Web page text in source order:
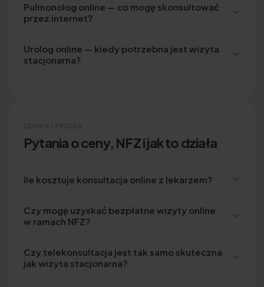
Pulmonolog online — co mogę skonsultować
przez internet?
Urolog online — kiedy potrzebna jest wizyta
stacjonarna?
CENNIK I PROCES
Pytania o ceny, NFZ i jak to działa
Ile kosztuje konsultacja online z lekarzem?
Czy mogę uzyskać bezpłatne wizyty online
w ramach NFZ?
Czy telekonsultacja jest tak samo skuteczna
jak wizyta stacjonarna?